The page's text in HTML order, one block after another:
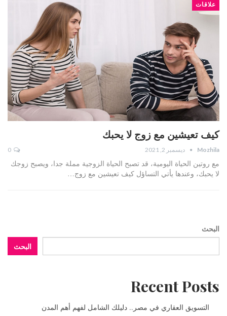
علاقات
كيف تعيشين مع زوج لا يحبك
Mozhila ديسمبر 2, 2021
مع روتين الحياة اليومية، قد تصبح الحياة الزوجية مملة جدا، ويصبح زوجك
لا يحبك، وعندها يأتي التساؤل كيف تعيشين مع زوج…
البحث
البحث
Recent Posts
التسويق العقاري في مصر.. دليلك الشامل لفهم أهم المدن